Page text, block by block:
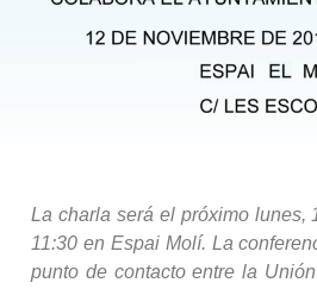
La charla será el próximo lunes,
11:30 en Espai Molí. La
punto de contacto entre la